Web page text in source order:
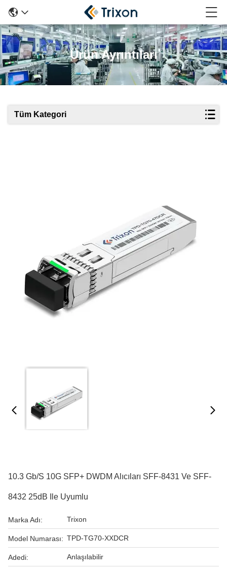
Ürün Ayrıntıları
Tüm Kategori
10.3 Gb/S 10G SFP+ DWDM Alıcıları SFF-8431 Ve SFF-
8432 25dB Ile Uyumlu
Marka Adı: Trixon
Model Numarası: TPD-TG70-XXDCR
Adedi: Anlaşılabilir